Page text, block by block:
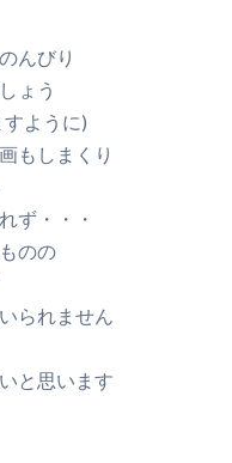
んびり
ょう
ように)
もしまくり
ず・・・
のの
られません
と思います